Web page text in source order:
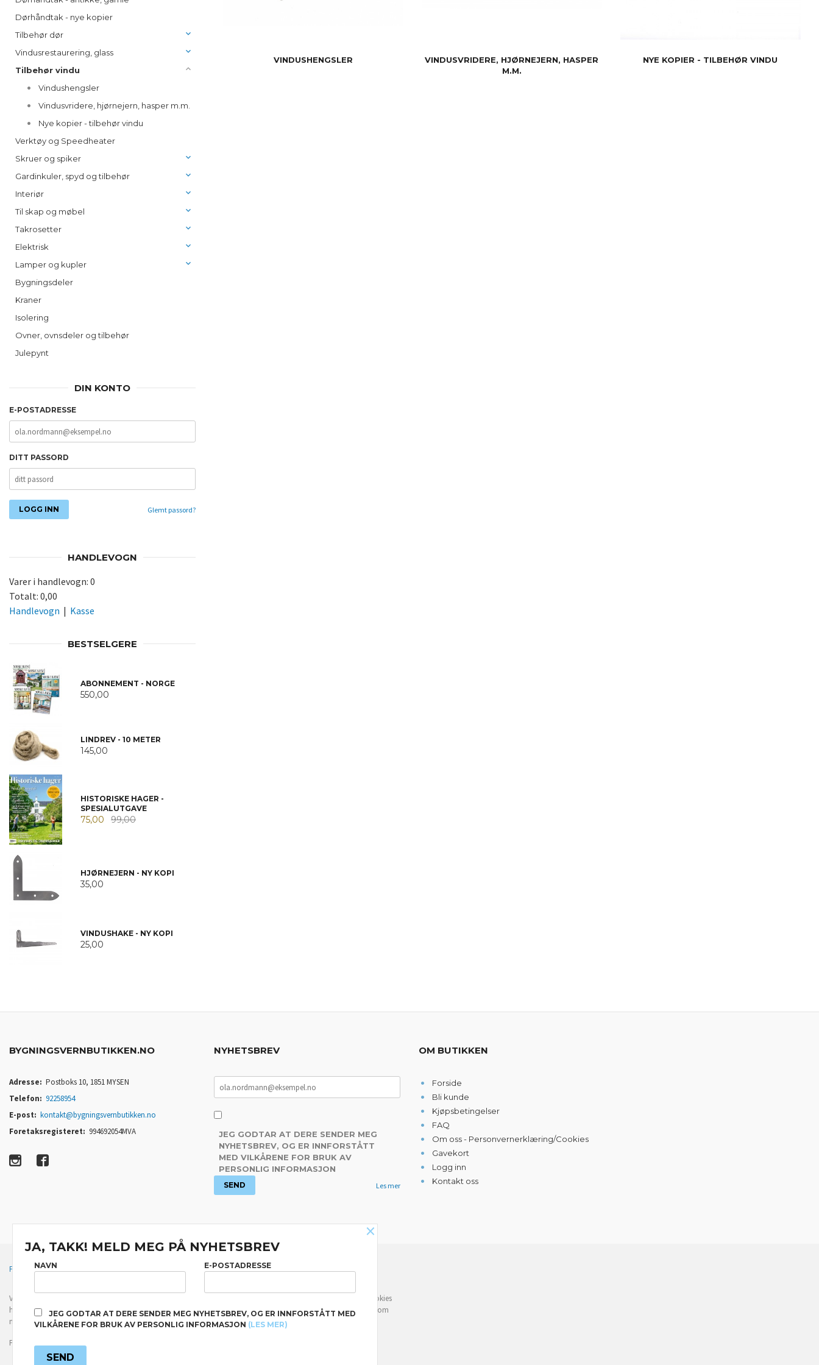
VINDUSHENGSLER
VINDUSVRIDERE, HJØRNEJERN, HASPER
M.M.
NYE KOPIER - TILBEHØR VINDU
Dørhåndtak - nye kopier
Tilbehør dør
Vindusrestaurering, glass
Tilbehør vindu
Vindushengsler
Vindusvridere, hjørnejern, hasper m.m.
Nye kopier - tilbehør vindu
Verktøy og Speedheater
Skruer og spiker
Gardinkuler, spyd og tilbehør
Interiør
Til skap og møbel
Takrosetter
Elektrisk
Lamper og kupler
Bygningsdeler
Kraner
Isolering
Ovner, ovnsdeler og tilbehør
Julepynt
DIN KONTO
E-POSTADRESSE
DITT PASSORD
Glemt passord?
HANDLEVOGN
Varer i handlevogn: 0
Totalt: 0,00
Handlevogn | Kasse
BESTSELGERE
ABONNEMENT - NORGE
550,00
LINDREV - 10 METER
145,00
HISTORISKE HAGER -
SPESIALUTGAVE
75,00 99,00
HJØRNEJERN - NY KOPI
35,00
VINDUSHAKE - NY KOPI
25,00
BYGNINGSVERNBUTIKKEN.NO
Adresse: Postboks 10, 1851 MYSEN
Telefon: 92258954
E-post: kontakt@bygningsvernbutikken.no
Foretaksregisteret: 994692054MVA
NYHETSBREV
JEG GODTAR AT DERE SENDER MEG
NYHETSBREV, OG ER INNFORSTÅTT
MED VILKÅRENE FOR BRUK AV
PERSONLIG INFORMASJON
Les mer
OM BUTIKKEN
Forside
Bli kunde
Kjøpsbetingelser
FAQ
Om oss - Personvernerklæring/Cookies
Gavekort
Logg inn
Kontakt oss
FRAKT KJØPSBETINGELSER SIKKERHET OG PERSONVERN NYHETSBREV
Vår nettbutikk bruker cookies slik at du får en bedre kjøpsopplevelse og vi kan yte deg bedre service. Vi bruker cookies
hovedsaklig til å lagre innloggingsdetaljer og huske hva du har puttet i handlekurven din. Fortsett å bruke siden som
normalt om du godtar dette.Les merellerendre innstillinger for cookies.
Powered by
×
JA, TAKK! MELD MEG PÅ NYHETSBREV
NAVN E-POSTADRESSE
JEG GODTAR AT DERE SENDER MEG NYHETSBREV, OG ER INNFORSTÅTT MED
VILKÅRENE FOR BRUK AV PERSONLIG INFORMASJON (LES MER)